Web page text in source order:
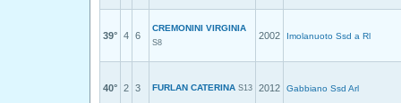
39° 4 6
CREMONINI VIRGINIA
S8
2002 Imolanuoto Ssd a Rl
40° 2 3 FURLAN CATERINA S13 2012 Gabbiano Ssd Arl